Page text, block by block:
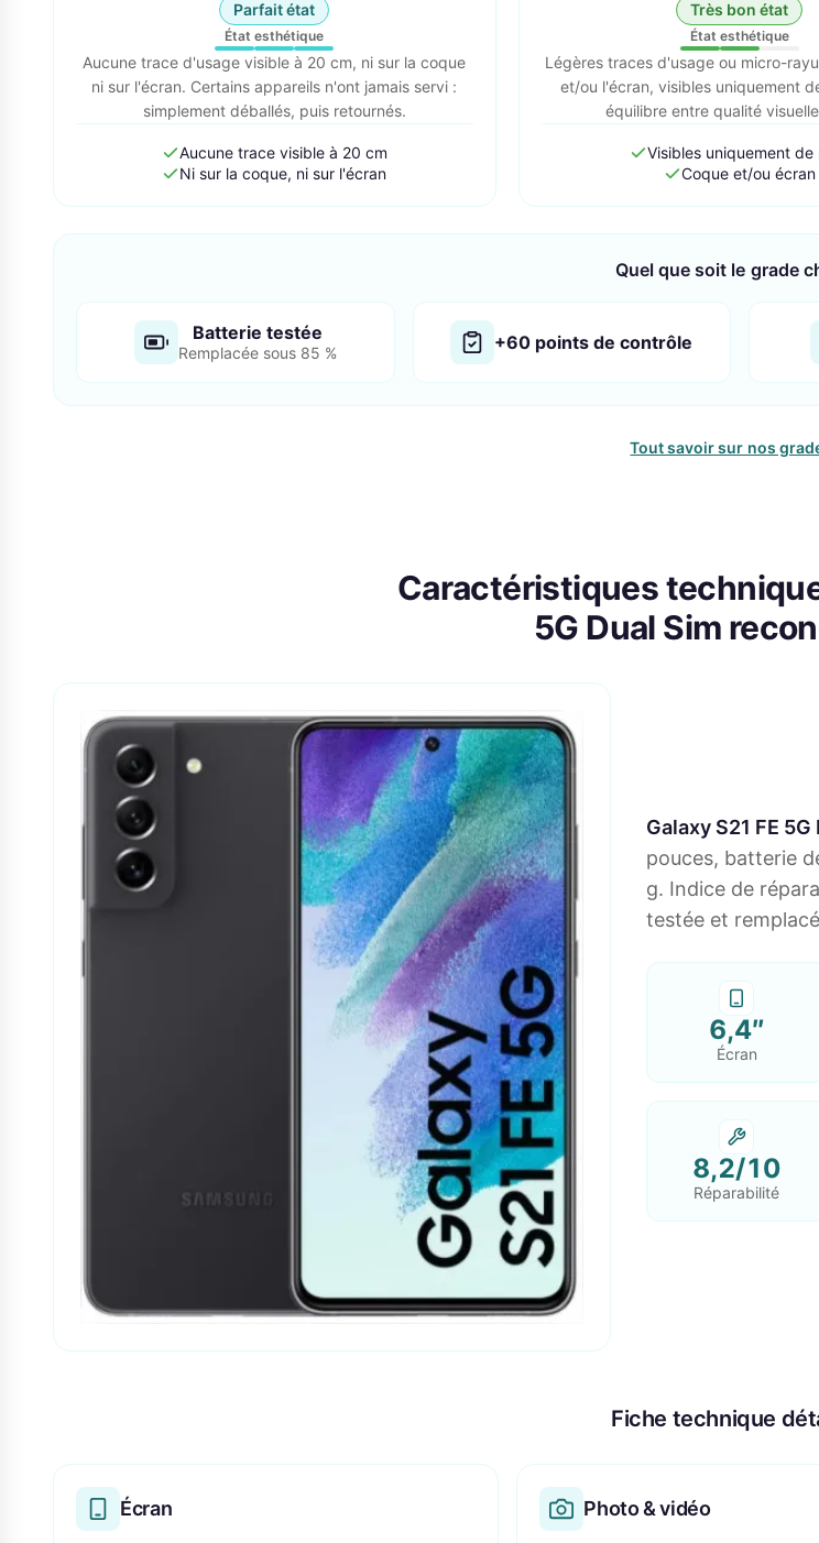
Parfait état
État esthétique
Aucune trace d'usage visible à 20 cm, ni sur la coque
ni sur l'écran. Certains appareils n'ont jamais servi :
simplement déballés, puis retournés.
Aucune trace visible à 20 cm
Ni sur la coque, ni sur l'écran
Très bon état
État esthétique
Légères traces d'usage ou micro-
et/ou l'écran, visibles uniquement
équilibre entre qualité
Visibles uniquement de
Coque et/ou écran
Quel que soit le grade
Batterie testée
Remplacée sous 85 % +60 points de contrôle
Tout savoir sur nos
Caractéristiques
5G Dual Sim
Galaxy S21 FE
pouces, batterie
g. Indice de
testée et
6,4″
Écran
8,2/10
Réparabilité
Fiche technique
Écran Photo & vidéo